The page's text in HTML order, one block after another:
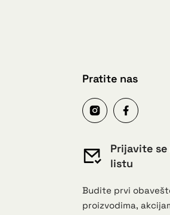
Pratite nas
Prijavite se
listu
Budite prvi
proizvodima,